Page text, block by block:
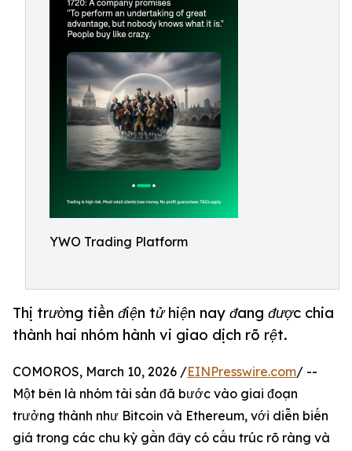
YWO Trading Platform
Thị trường tiền điện tử hiện nay đang được chia
thành hai nhóm hành vi giao dịch rõ rệt.
COMOROS, March 10, 2026 /EINPresswire.com/ --
Một bên là nhóm tài sản đã bước vào giai đoạn
trưởng thành như Bitcoin và Ethereum, với diễn biến
giá trong các chu kỳ gần đây có cấu trúc rõ ràng và